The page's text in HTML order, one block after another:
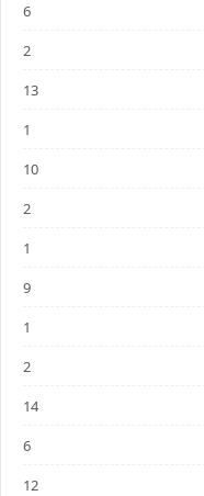
6
2
13
1
10
2
1
9
1
2
14
6
12